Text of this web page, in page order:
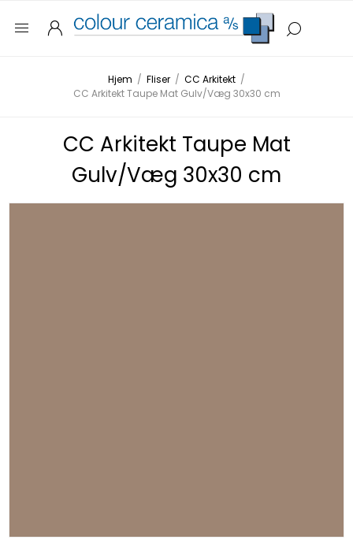
Hjem / Fliser / CC Arkitekt /
CC Arkitekt Taupe Mat Gulv/Væg 30x30 cm
CC Arkitekt Taupe Mat
Gulv/Væg 30x30 cm